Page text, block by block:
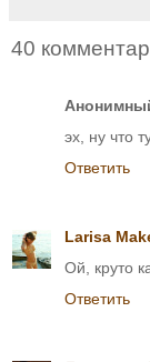
40
эх, ну что
Ответить
Larisa
Ой, круто
Ответить